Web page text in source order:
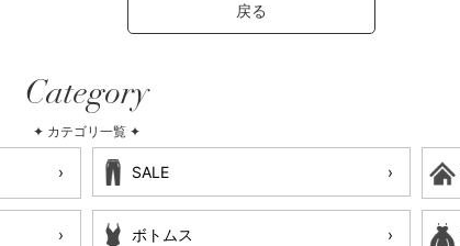
戻る
Category
✦ カテゴリ一覧 ✦
SALE
ボトムス